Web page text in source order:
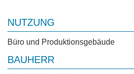
NUTZUNG
Büro und Produktionsgebäude
BAUHERR